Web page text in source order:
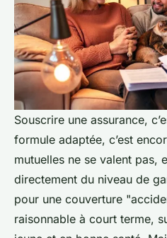
Souscrire une assurance,
formule adaptée, c’est
mutuelles ne se valent pas,
directement du niveau de
pour une couverture
raisonnable à court terme,